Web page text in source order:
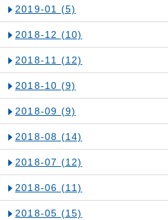
2019-01 (5)
2018-12 (10)
2018-11 (12)
2018-10 (9)
2018-09 (9)
2018-08 (14)
2018-07 (12)
2018-06 (11)
2018-05 (15)